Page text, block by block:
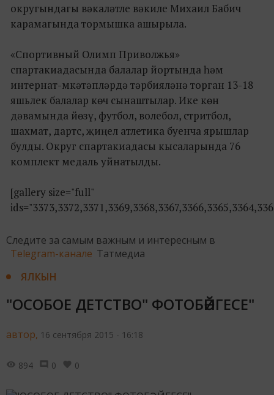
округындагы вәкаләтле вәкиле Михаил Бабич
карамагында тормышка ашырыла.
«Спортивный Олимп Приволжья»
спартакиадасында балалар йортында һәм
интернат-мкәтәпләрдә тәрбияләнә торган 13-18
яшьлек балалар көч сынаштылар. Ике көн
дәвамында йөзү, футбол, волебол, стритбол,
шахмат, дартс, җиңел атлетика буенча ярышлар
булды. Округ спартакиадасы кысаларында 76
комплект медаль уйнатылды.
[gallery size="full"
Следите за самым важным и интересным в
Telegram-канале Татмедиа
ЯЛКЫН
"ОСОБОЕ ДЕТСТВО" ФОТОБӘЙГЕСЕ"
автор, 16 сентября 2015 - 16:18
894 0 0